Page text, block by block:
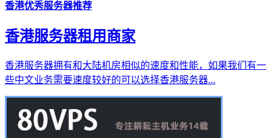
香港优秀服务器推荐
香港服务器租用商家
香港服务器拥有和大陆机房相似的速度和性能，如果我们有一
些中文业务需要速度较好的可以选择香港服务器...